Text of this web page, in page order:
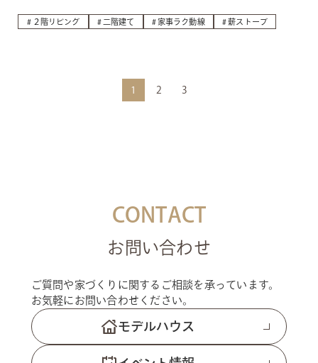
２階リビング 二階建て 家事ラク動線 薪ストーブ
1 2 3
CONTACT
お問い合わせ
ご質問や家づくりに関するご相談を承っています。
お気軽にお問い合わせください。
モデルハウス